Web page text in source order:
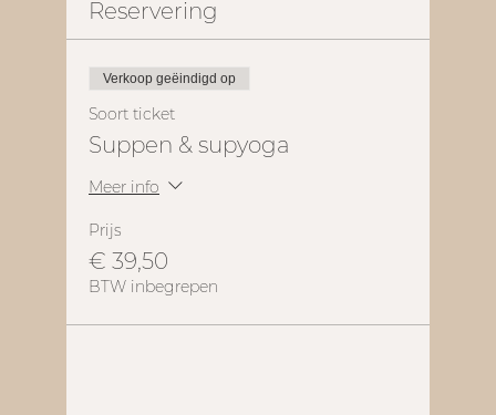
Reservering
Verkoop geëindigd op
Soort ticket
Suppen & supyoga
Meer info
Prijs
€ 39,50
BTW inbegrepen